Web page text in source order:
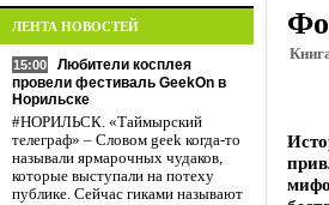
ЛЕНТА НОВОСТЕЙ
15:00
Любители косплея
провели фестиваль GeekOn в
Норильске
#НОРИЛЬСК. «Таймырский
телеграф» – Словом geek когда-то
называли ярмарочных чудаков,
которые выступали на потеху
публике. Сейчас гиками называют